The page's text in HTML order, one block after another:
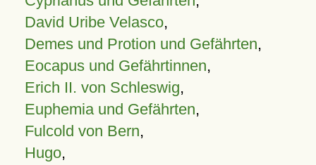
David Uribe Velasco,
Demes und Protion und Gefährten,
Eocapus und Gefährtinnen,
Erich II. von Schleswig,
Euphemia und Gefährten,
Fulcold von Bern,
Hugo,